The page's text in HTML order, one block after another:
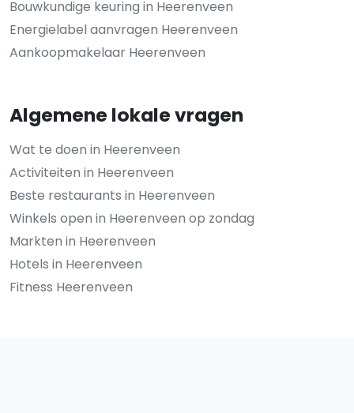
Bouwkundige keuring in Heerenveen
Energielabel aanvragen Heerenveen
Aankoopmakelaar Heerenveen
Algemene lokale vragen
Wat te doen in Heerenveen
Activiteiten in Heerenveen
Beste restaurants in Heerenveen
Winkels open in Heerenveen op zondag
Markten in Heerenveen
Hotels in Heerenveen
Fitness Heerenveen